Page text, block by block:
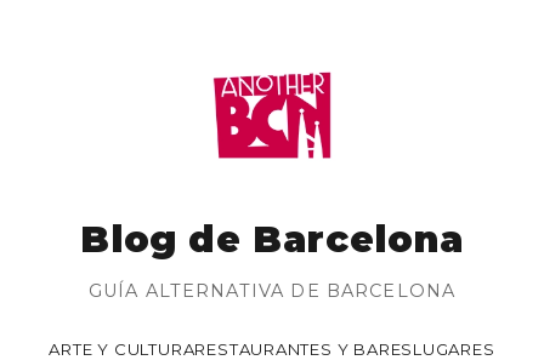
Blog de Barcelona
GUÍA ALTERNATIVA DE BARCELONA
ARTE Y CULTURARESTAURANTES Y BARESLUGARES